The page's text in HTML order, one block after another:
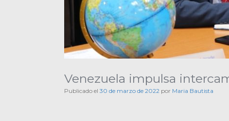
Venezuela impulsa
Publicado el 30 de marzo de 2022 por Maria Bautista